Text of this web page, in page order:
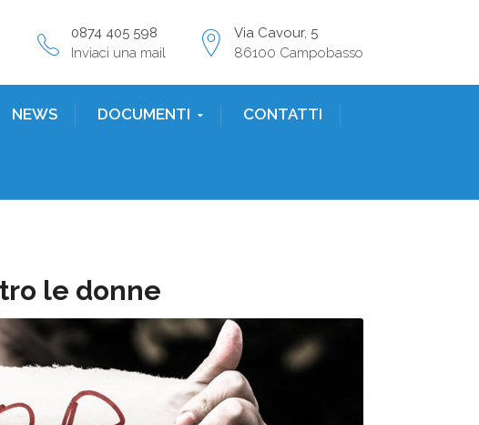
Via Cavour, 5
86100 Campobasso
0874 405 598
Inviaci una mail
NEWS DOCUMENTI CONTATTI
le donne